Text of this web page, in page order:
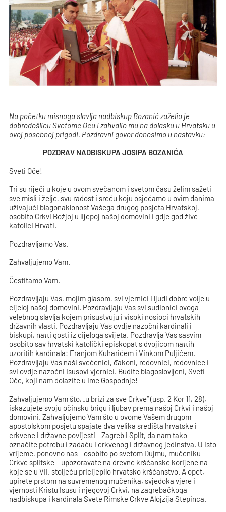
Na početku misnoga slavlja nadbiskup Bozanić zaželio je
dobrodošlicu Svetome Ocu i zahvalio mu na dolasku u Hrvatsku u
ovoj posebnoj prigodi. Pozdravni govor donosimo u nastavku:
POZDRAV NADBISKUPA JOSIPA BOZANIĆA
Sveti Oče!
Tri su riječi u koje u ovom svečanom i svetom času želim sažeti
sve misli i želje, svu radost i sreću koju osjećamo u ovim danima
uživajući blagonaklonost Vašega drugog posjeta Hrvatskoj,
osobito Crkvi Božjoj u lijepoj našoj domovini i gdje god žive
katolici Hrvati.
Pozdravljamo Vas.
Zahvaljujemo Vam.
Čestitamo Vam.
Pozdravljaju Vas, mojim glasom, svi vjernici i ljudi dobre volje u
cijeloj našoj domovini. Pozdravljaju Vas svi sudionici ovoga
velebnog slavlja kojem prisustvuju i visoki nosioci hrvatskih
državnih vlasti. Pozdravljaju Vas ovdje nazočni kardinali i
biskupi, naπi gosti iz cijeloga svijeta. Pozdravlja Vas sasvim
osobito sav hrvatski katolički episkopat s dvojicom naπih
uzoritih kardinala: Franjom Kuharićem i Vinkom Puljićem.
Pozdravljaju Vas naši svećenici, đakoni, redovnici, redovnice i
svi ovdje nazočni Isusovi vjernici. Budite blagoslovljeni, Sveti
Oče, koji nam dolazite u ime Gospodnje!
Zahvaljujemo Vam što, „u brizi za sve Crkve“ (usp. 2 Kor 11, 28),
iskazujete svoju očinsku brigu i ljubav prema našoj Crkvi i našoj
domovini. Zahvaljujemo Vam što u ovome Vašem drugom
apostolskom posjetu spajate dva velika središta hrvatske i
crkvene i državne povijesti - Zagreb i Split, da nam tako
označite potrebu i zadaću i crkvenog i državnog jedinstva. U isto
vrijeme, ponovno nas - osobito po svetom Dujmu, mučeniku
Crkve splitske – upozoravate na drevne kršćanske korijene na
koje se u VII. stoljeću pricijepilo hrvatsko kršćanstvo. A opet,
upirete prstom na suvremenog mučenika, svjedoka vjere i
vjernosti Kristu Isusu i njegovoj Crkvi, na zagrebačkoga
nadbiskupa i kardinala Svete Rimske Crkve Alojzija Stepinca.